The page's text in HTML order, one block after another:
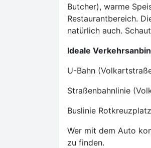
Butcher), warme
Restaurantbereich.
natürlich auch.
Ideale
U-Bahn
Straßenbahnlinie
Buslinie
Wer mit dem Auto
zu finden.